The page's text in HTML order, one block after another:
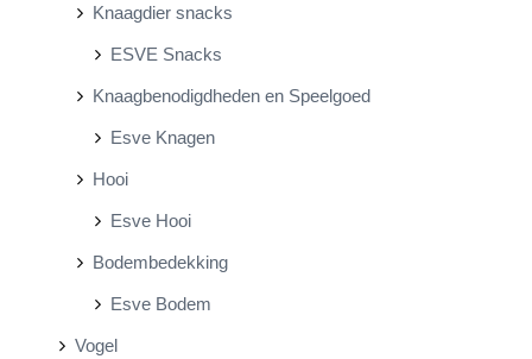
Knaagdier snacks
ESVE Snacks
Knaagbenodigdheden en Speelgoed
Esve Knagen
Hooi
Esve Hooi
Bodembedekking
Esve Bodem
Vogel